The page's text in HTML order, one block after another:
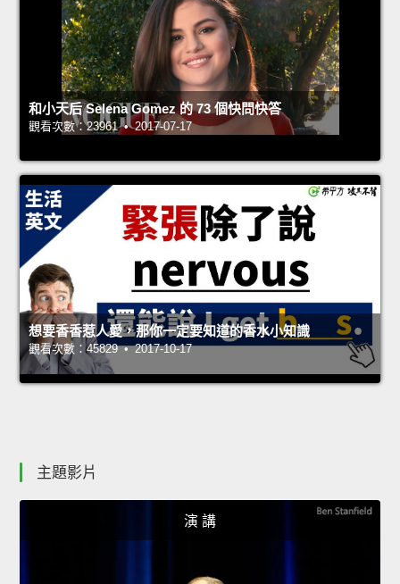
和小天后 Selena Gomez 的 73 個快問快答
觀看次數：23961 • 2017-07-17
想要香香惹人愛，那你一定要知道的香水小知識
觀看次數：45829 • 2017-10-17
主題影片
演 講